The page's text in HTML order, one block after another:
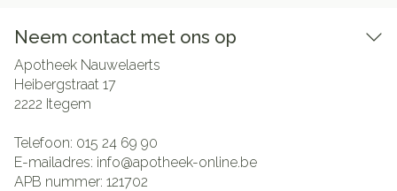
Neem contact met ons op
Apotheek Nauwelaerts
Heibergstraat 17
2222 Itegem
Telefoon: 015 24 69 90
E-mailadres: info@apotheek-online.be
APB nummer: 121702